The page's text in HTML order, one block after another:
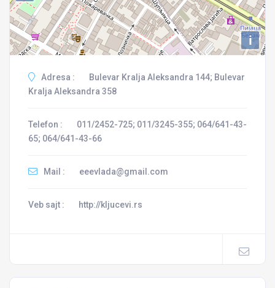
i
Adresa :
Bulevar Kralja Aleksandra 144; Bulevar
Kralja Aleksandra 358
Telefon :
011/2452-725; 011/3245-355; 064/641-43-
65; 064/641-43-66
Mail : eeevlada@gmail.com
Veb sajt : http://kljucevi.rs